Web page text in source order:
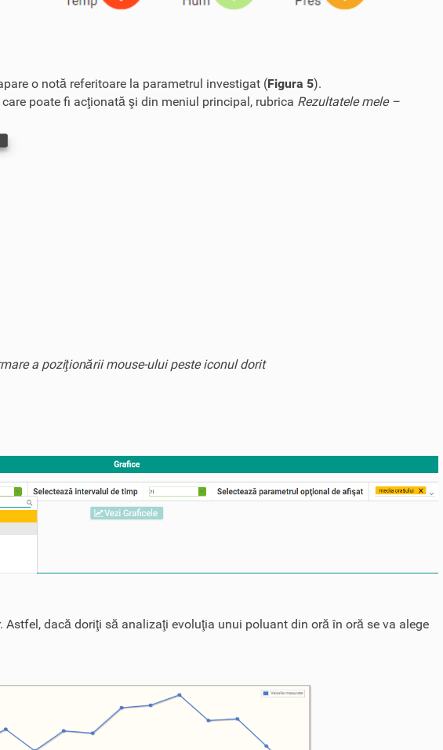
o notă referitoare la parametrul investigat (Figura 5).
poate fi acţionată şi din meniul principal, rubrica Rezultatele mele –
a poziţionării mouse-ului peste iconul dorit
dacă doriţi să analizaţi evoluţia unui poluant din oră în oră se va alege